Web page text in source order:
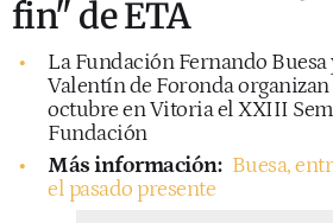
fin" de ETA
La Fundación Fernando
Valentín de Foronda organizan
octubre en Vitoria el XXIII
Fundación
Más información: Buesa,
el pasado presente